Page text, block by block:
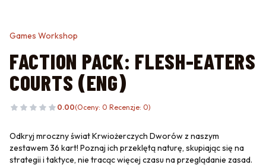
Games Workshop
FACTION PACK: FLESH-EATERS
COURTS (ENG)
0.00(Oceny: 0 Recenzje: 0)
Odkryj mroczny świat Krwiożerczych Dworów z naszym
zestawem 36 kart! Poznaj ich przeklętą naturę, skupiając się na
strategii i taktyce, nie tracąc więcej czasu na przeglądanie zasad.